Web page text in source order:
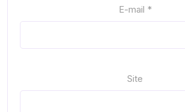
E-mail *
Site